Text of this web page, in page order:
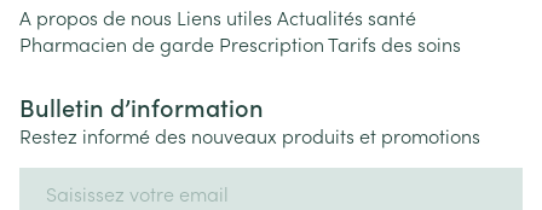
A propos de nous Liens utiles Actualités santé
Pharmacien de garde PrescriptionTarifs des soins
Bulletin d’information
Restez informé des nouveaux produits et promotions